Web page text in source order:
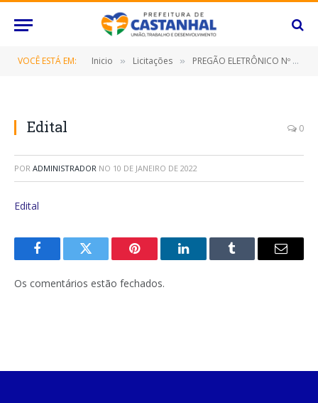
VOCÊ ESTÁ EM: Inicio » Licitações » PREGÃO ELETRÔNICO Nº 115/2021 (CONTRATAÇÃO DE EMPRESA ESPECIALIZADA NO FORNECIMENTO DE VEÍCULOS, A FIM DE ATENDER AS NECESSIDADES DAS DIVERSAS SECRETARIAS/FUNDOS DESTE MUNICÍPIO DE CASTANHAL/PARÁ)
Edital 0
POR ADMINISTRADOR NO 10 DE JANEIRO DE 2022
Edital
FacebookTwitter Pinterest O
Tumblr
E-
Os comentários estão fechados.